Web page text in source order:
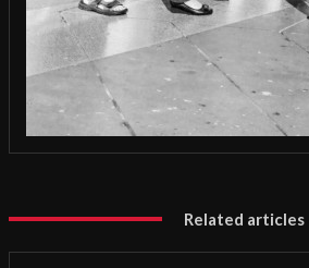
Related articles